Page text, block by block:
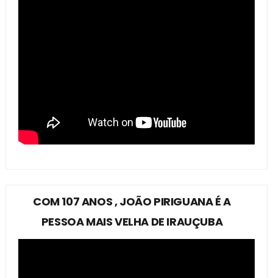
COM 107 ANOS , JOÃO PIRIGUANA É A
PESSOA MAIS VELHA DE IRAUÇUBA